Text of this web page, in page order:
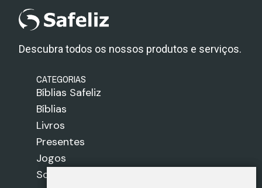
Descubra todos os nossos produtos e serviços.
CATEGORIAS
Bíblias Safeliz
Bíblias
Livros
Presentes
Jogos
Sobre nós